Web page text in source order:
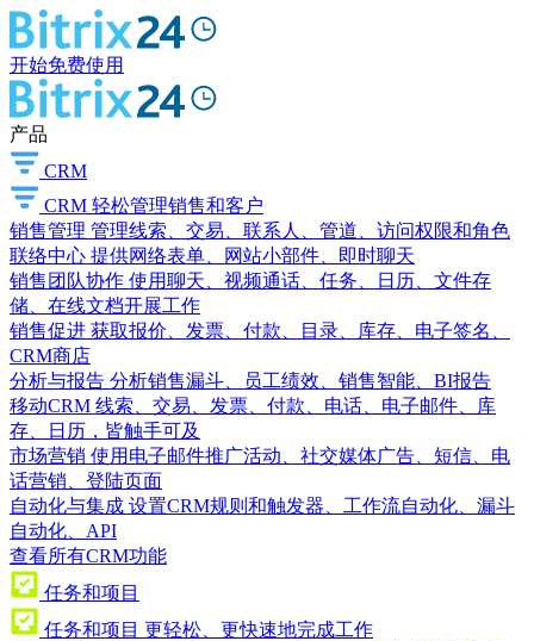
开始免费使用
产品
CRM
CRM 轻松管理销售和客户
销售管理 管理线索、交易、联系人、管道、访问权限和角色
联络中心 提供网络表单、网站小部件、即时聊天
销售团队协作 使用聊天、视频通话、任务、日历、文件存
储、在线文档开展工作
销售促进 获取报价、发票、付款、目录、库存、电子签名、
CRM商店
分析与报告 分析销售漏斗、员工绩效、销售智能、BI报告
移动CRM 线索、交易、发票、付款、电话、电子邮件、库
存、日历，皆触手可及
市场营销 使用电子邮件推广活动、社交媒体广告、短信、电
话营销、登陆页面
自动化与集成 设置CRM规则和触发器、工作流自动化、漏斗
自动化、API
查看所有CRM功能
任务和项目
任务和项目 更轻松、更快速地完成工作